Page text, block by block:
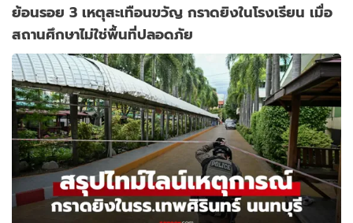
ย้อนรอย 3 เหตุสะเทือนขวัญ กราดยิงในโรงเรียน เมื่อ
สถานศึกษาไม่ใช่พื้นที่ปลอดภัย